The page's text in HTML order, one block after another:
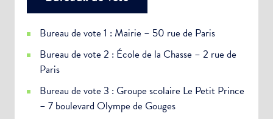
Bureau de vote 1 : Mairie – 50 rue de Paris
Bureau de vote 2 : École de la Chasse – 2 rue de
Paris
Bureau de vote 3 : Groupe scolaire Le Petit Prince
– 7 boulevard Olympe de Gouges